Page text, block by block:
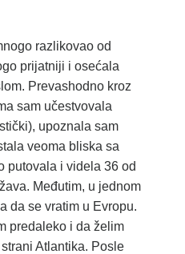
razlikovao od
prijatniji i osećala
Prevashodno kroz
sam učestvovala
upoznala sam
veoma bliska sa
putovala i videla 36 od
Međutim, u jednom
da se vratim u Evropu.
predaleko i da želim
Atlantika. Posle